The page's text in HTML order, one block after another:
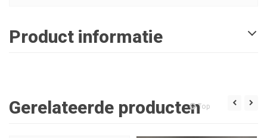
Product informatie
Gerelateerde productenTop